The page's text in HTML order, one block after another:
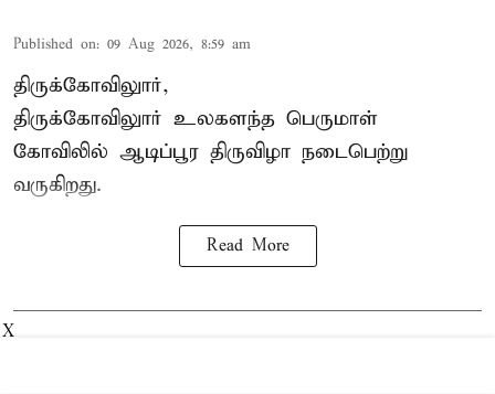
Published on: 09 Aug 2026, 8:59 am
திருக்கோவிலுார்,
திருக்கோவிலுார் உலகளந்த பெருமாள்
கோவிலில் ஆடிப்பூர திருவிழா நடைபெற்று
வருகிறது.
Read More
X